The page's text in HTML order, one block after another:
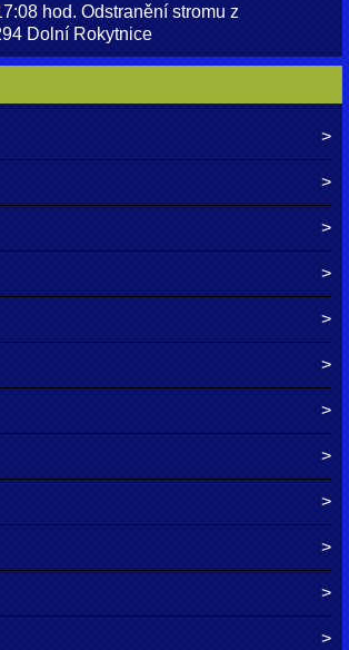
hod. Odstranění stromu z
Dolní Rokytnice